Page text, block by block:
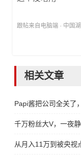
跟帖来自电脑端 · 中国
相关文章
Papi酱把公司全关了
千万粉丝大V，一夜
从月入11万到被央视